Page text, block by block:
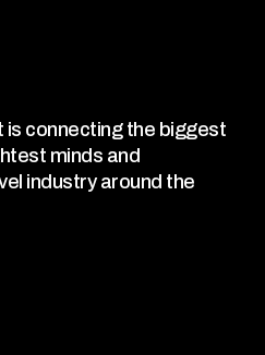
is connecting the biggest
minds and
industry around the